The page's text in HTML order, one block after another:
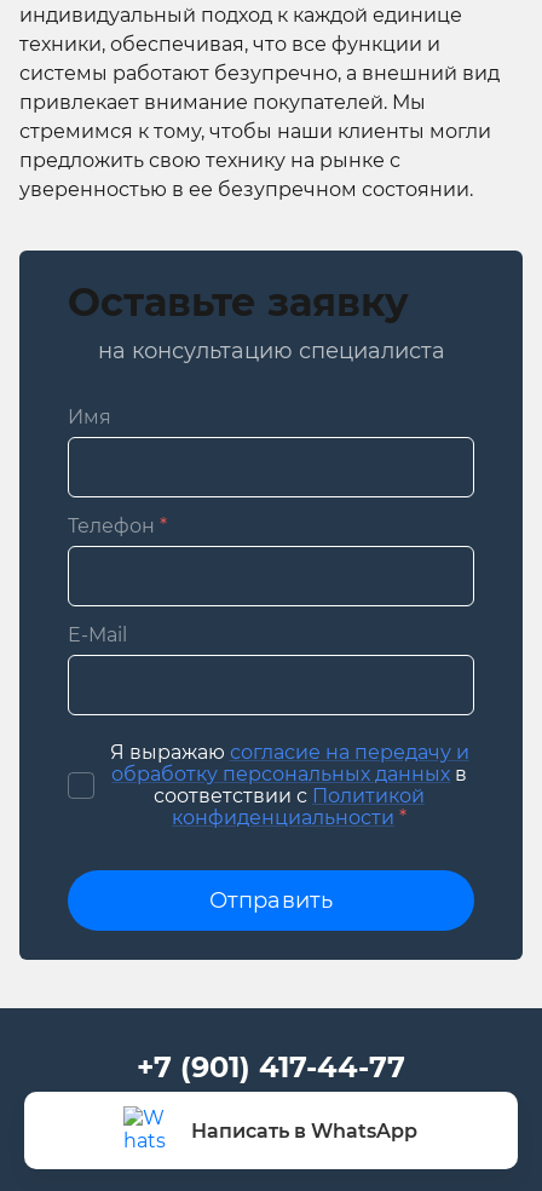
индивидуальный подход к каждой единице
техники, обеспечивая, что все функции и
системы работают безупречно, а внешний вид
привлекает внимание покупателей. Мы
стремимся к тому, чтобы наши клиенты могли
предложить свою технику на рынке с
уверенностью в ее безупречном состоянии.
Оставьте заявку
на консультацию специалиста
Имя
Телефон *
E-Mail
Я выражаю согласие на передачу и
обработку персональных данных в
соответствии с Политикой
конфиденциальности *
Отправить
+7 (901) 417-44-77
Написать в WhatsApp